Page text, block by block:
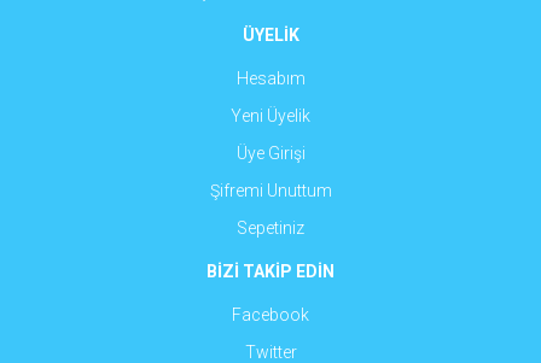
ÜYELİK
Hesabım
Yeni Üyelik
Üye Girişi
Şifremi Unuttum
Sepetiniz
BİZİ TAKİP EDİN
Facebook
Twitter